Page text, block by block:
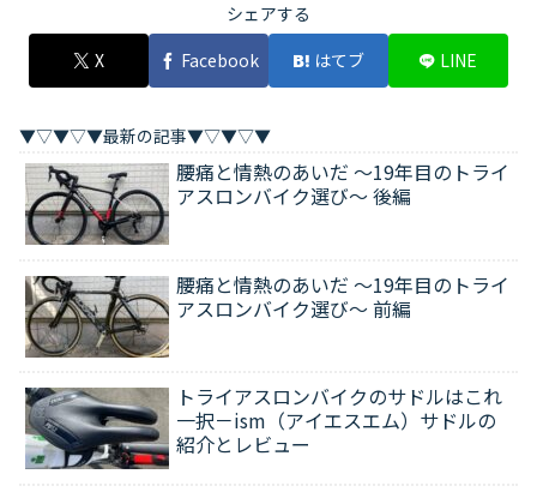
シェアする
X
Facebook はてブ LINE
▼▽▼▽▼最新の記事▼▽▼▽▼
腰痛と情熱のあいだ ～19年目のトライ
アスロンバイク選び～ 後編
腰痛と情熱のあいだ ～19年目のトライ
アスロンバイク選び～ 前編
トライアスロンバイクのサドルはこれ
一択－ism（アイエスエム）サドルの
紹介とレビュー